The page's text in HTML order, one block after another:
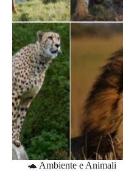
🐢 Ambiente e Animali